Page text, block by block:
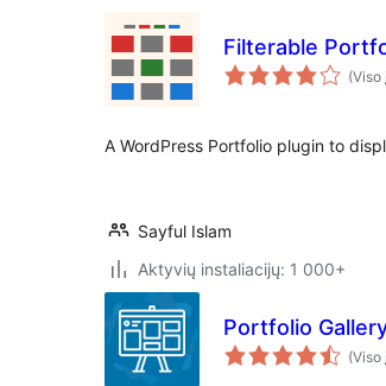
Filterable
(Viso
A WordPress Portfolio plugin to
Sayful Islam
Aktyvių instaliacijų: 1 000+
Portfolio
(Viso